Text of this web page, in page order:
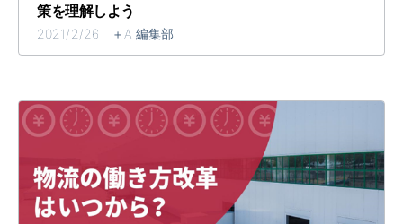
策を理解しよう​
2021/2/26 ＋A 編集部